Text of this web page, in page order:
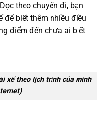
theo chuyến đi, bạn
để biết thêm nhiều điều
điểm đến chưa ai biết
xế theo lịch trình của mình